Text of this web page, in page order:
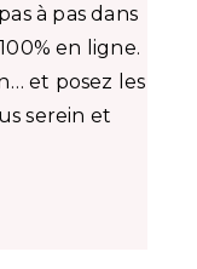
à pas dans
en ligne.
et posez les
serein et